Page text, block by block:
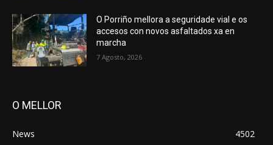
O Porriño mellora a seguridade vial e os
accesos con novos asfaltados xa en
marcha
7 Agosto, 2026
O MELLOR
News
4502